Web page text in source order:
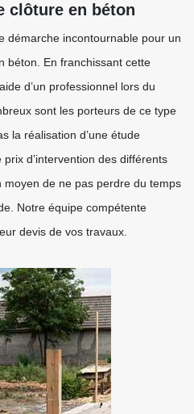
clôture en béton
démarche incontournable pour un
béton. En franchissant cette
d’un professionnel lors du
sont les porteurs de ce type
la réalisation d’une étude
d’intervention des différents
de ne pas perdre du temps
Notre équipe compétente
devis de vos travaux.